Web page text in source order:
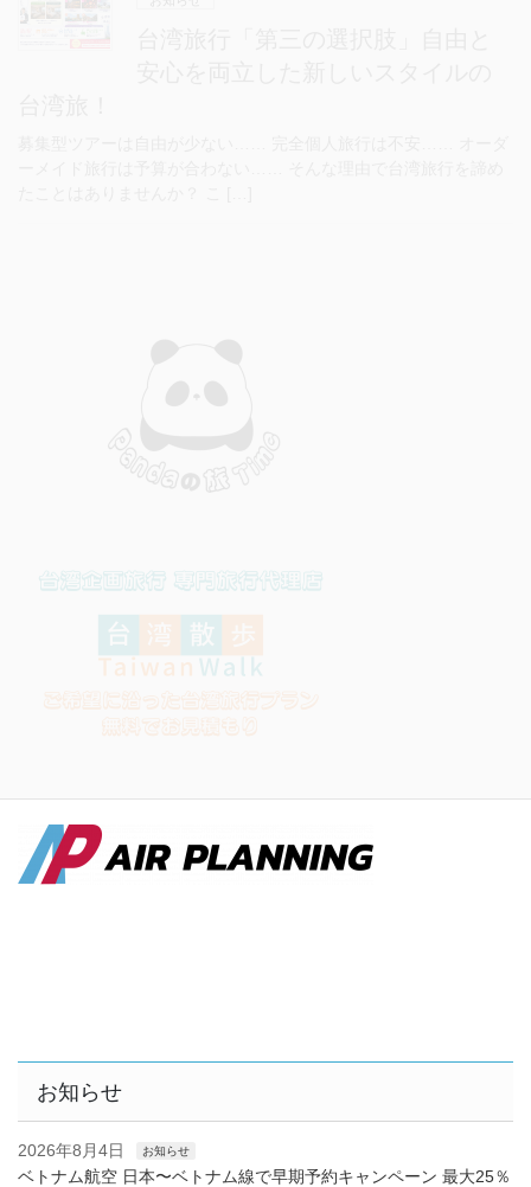
お知らせ
2026年8月4日 お知らせ
ベトナム航空 日本〜ベトナム線で早期予約キャンペーン 最大25％